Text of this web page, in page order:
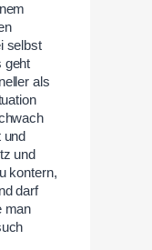
selbst
geht
als
und
kontern,
darf
man